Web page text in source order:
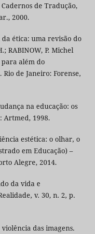
de Tradução,
2000.
da ética: uma revisão do
RABINOW, P. Michel
além do
de Janeiro: Forense,
na educação: os
Artmed, 1998.
estética: o olhar, o
em Educação) –
Alegre, 2014.
da vida e
v. 30, n. 2, p.
das imagens.